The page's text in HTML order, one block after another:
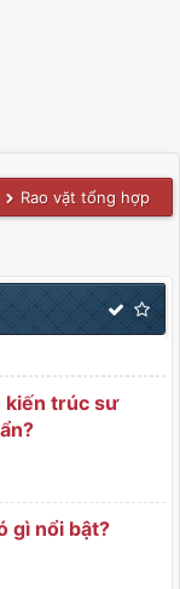
Rao vặt tổng hợp
kiến trúc sư
gì nổi bật?